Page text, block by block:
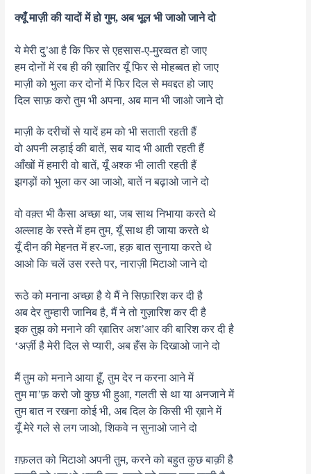
क्यूँ माज़ी की यादों में हो गुम, अब भूल भी जाओ जाने दो
ये मेरी दु’आ है कि फिर से एहसास-ए-मुरव्वत हो जाए
हम दोनों में रब ही की ख़ातिर यूँ फिर से मोहब्बत हो जाए
माज़ी को भुला कर दोनों में फिर दिल से मवद्दत हो जाए
दिल साफ़ करो तुम भी अपना, अब मान भी जाओ जाने दो
माज़ी के दरीचों से यादें हम को भी सताती रहती हैं
वो अपनी लड़ाई की बातें, सब याद भी आती रहती हैं
आँखों में हमारी वो बातें, यूँ अश्क भी लाती रहती हैं
झगड़ों को भुला कर आ जाओ, बातें न बढ़ाओ जाने दो
वो वक़्त भी कैसा अच्छा था, जब साथ निभाया करते थे
अल्लाह के रस्ते में हम तुम, यूँ साथ ही जाया करते थे
यूँ दीन की मेहनत में हर-जा, हक़ बात सुनाया करते थे
आओ कि चलें उस रस्ते पर, नाराज़ी मिटाओ जाने दो
रूठे को मनाना अच्छा है ये मैं ने सिफ़ारिश कर दी है
अब देर तुम्हारी जानिब है, मैं ने तो गुज़ारिश कर दी है
इक तुझ को मनाने की ख़ातिर अश’आर की बारिश कर दी है
‘अर्ज़ी है मेरी दिल से प्यारी, अब हँस के दिखाओ जाने दो
मैं तुम को मनाने आया हूँ, तुम देर न करना आने में
तुम मा’फ़ करो जो कुछ भी हुआ, गलती से था या अनजाने में
तुम बात न रखना कोई भी, अब दिल के किसी भी ख़ाने में
यूँ मेरे गले से लग जाओ, शिकवे न सुनाओ जाने दो
ग़फ़लत को मिटाओ अपनी तुम, करने को बहुत कुछ बाक़ी है